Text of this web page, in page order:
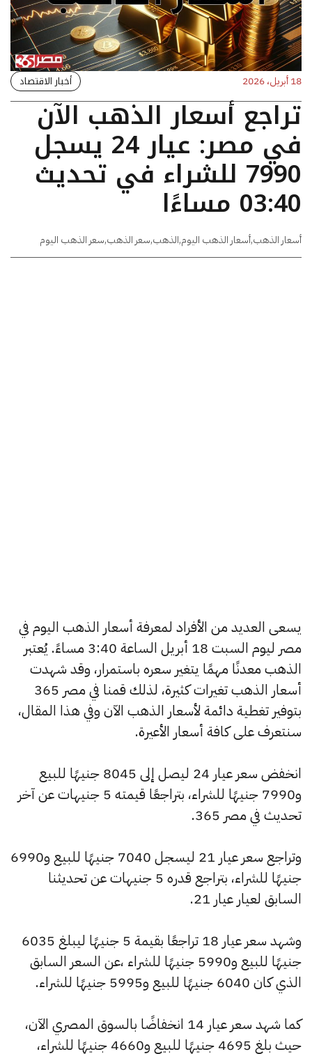
18 أبريل، 2026 أخبار الاقتصاد
تراجع أسعار الذهب الآن
في مصر: عيار 24 يسجل
7990 للشراء في تحديث
03:40 مساءًا
أسعار الذهب,أسعار الذهب اليوم,الذهب,سعر الذهب,سعر الذهب اليوم
يسعى العديد من الأفراد لمعرفة أسعار الذهب اليوم في
مصر ليوم السبت 18 أبريل الساعة 3:40 مساءً. يُعتبر
الذهب معدنًا مهمًا يتغير سعره باستمرار، وقد شهدت
أسعار الذهب تغيرات كثيرة، لذلك قمنا في مصر 365
بتوفير تغطية دائمة لأسعار الذهب الآن وفي هذا المقال،
سنتعرف على كافة أسعار الأعيرة.
انخفض سعر عيار 24 ليصل إلى 8045 جنيهًا للبيع
و7990 جنيهًا للشراء، بتراجعًا قيمته 5 جنيهات عن آخر
تحديث في مصر 365.
وتراجع سعر عيار 21 ليسجل 7040 جنيهًا للبيع و6990
جنيهًا للشراء، بتراجع قدره 5 جنيهات عن تحديثنا
السابق لعيار عيار 21.
وشهد سعر عيار 18 تراجعًا بقيمة 5 جنيهًا ليبلغ 6035
جنيهًا للبيع و5990 جنيهًا للشراء ،عن السعر السابق
الذي كان 6040 جنيهًا للبيع و5995 جنيهًا للشراء.
كما شهد سعر عيار 14 انخفاضًا بالسوق المصري الآن،
حيث بلغ 4695 جنيهًا للبيع و4660 جنيهًا للشراء،